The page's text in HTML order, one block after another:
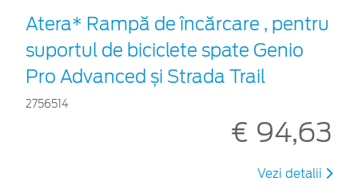
Atera* Rampă de încărcare , pentru
suportul de biciclete spate Genio
Pro Advanced și Strada Trail
2756514
€ 94,63
Vezi detalii